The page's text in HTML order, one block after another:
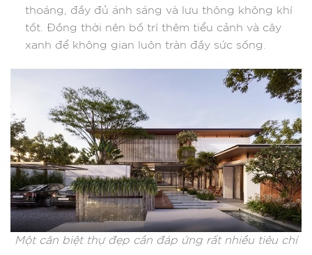
thoáng, đầy đủ ánh sáng và lưu thông không khí
tốt. Đồng thời nên bố trí thêm tiểu cảnh và cây
xanh để không gian luôn tràn đầy sức sống.
Một căn biệt thự đẹp cần đáp ứng rất nhiều tiêu chí